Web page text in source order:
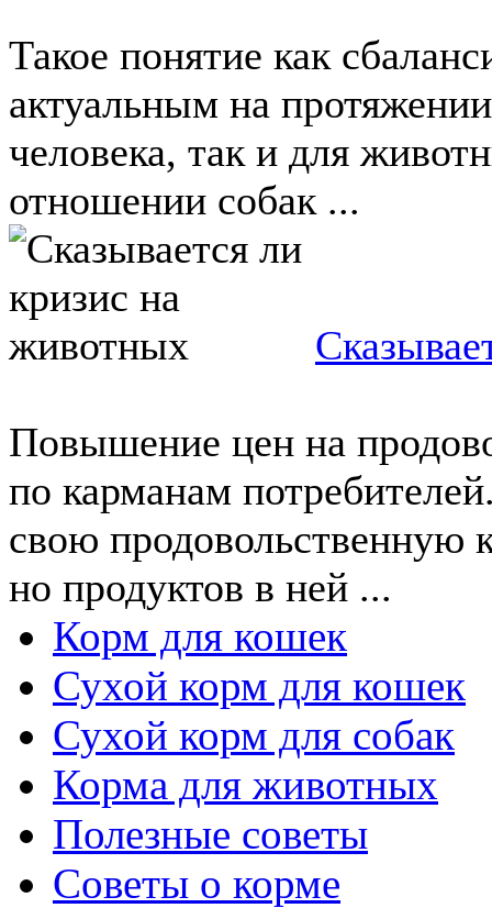
Такое понятие как
актуальным на
человека, так и для
отношении собак ...
Повышение цен на
по карманам
свою продовольственную
но продуктов в ней ...
Корм для кошек
Сухой корм для кошек
Сухой корм для собак
Корма для животных
Полезные советы
Советы о корме